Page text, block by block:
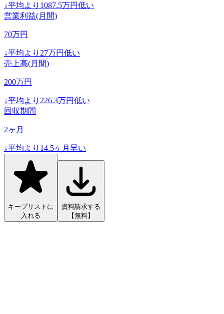
↓平均より 1087.5万円低い
営業利益(月間)
70万円
↓平均より 27万円低い
売上高(月間)
200万円
↓平均より 226.3万円低い
回収期間
2ヶ月
↓平均より 14.5ヶ月早い
キープリストに
入れる
資料請求する
【無料】